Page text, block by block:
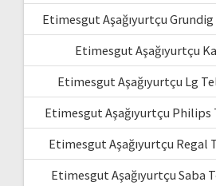
Etimesgut Aşağıyurtçu
Etimesgut Aşağıyurtçu
Etimesgut Aşağıyurtçu Lg
Etimesgut Aşağıyurtçu Philips
Etimesgut Aşağıyurtçu Regal
Etimesgut Aşağıyurtçu Saba